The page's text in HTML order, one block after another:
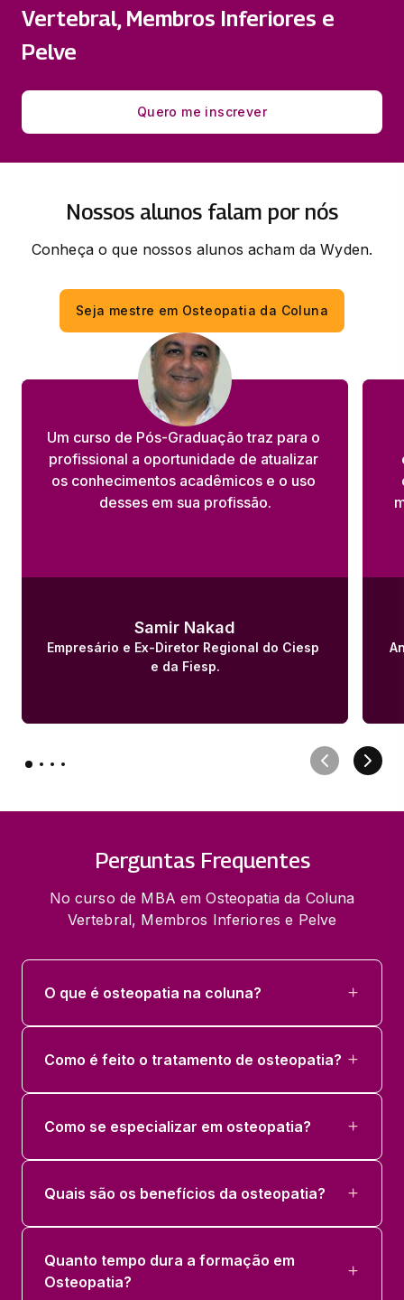
30 horas
Vertebral, Membros Inferiores e
Pelve
Quero me inscrever
Nossos alunos falam por nós
Conheça o que nossos alunos acham da Wyden.
Seja mestre em Osteopatia da Coluna
Um curso de Pós-Graduação traz para o
profissional a oportunidade de atualizar
os conhecimentos acadêmicos e o uso
desses em sua profissão.
Samir Nakad
Empresário e Ex-Diretor Regional do Ciesp
e da Fiesp.
Perguntas Frequentes
No curso de MBA em Osteopatia da Coluna
Vertebral, Membros Inferiores e Pelve
O que é osteopatia na coluna?
Como é feito o tratamento de osteopatia?
Como se especializar em osteopatia?
Quais são os benefícios da osteopatia?
Quanto tempo dura a formação em
Osteopatia?